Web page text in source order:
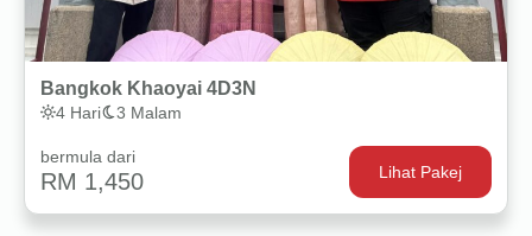
Bangkok Khaoyai 4D3N
4 Hari 3 Malam
bermula dari
RM 1,450 Lihat Pakej